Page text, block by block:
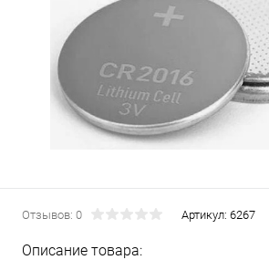
Отзывов: 0 Артикул: 6267
Описание товара: